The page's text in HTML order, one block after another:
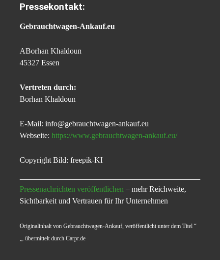
Pressekontakt:
Gebrauchtwagen-Ankauf.eu
ABorhan Khaldoun
45327 Essen
Vertreten durch:
Borhan Khaldoun
E-Mail: info@gebrauchtwagen-ankauf.eu
Webseite: https://www.gebrauchtwagen-ankauf.eu/
Copyright Bild: freepik-KI
Pressenachrichten veröffentlichen – mehr Reichweite,
Sichtbarkeit und Vertrauen für Ihr Unternehmen
Originalinhalt von Gebrauchtwagen-Ankauf, veröffentlicht unter dem Titel “
„, übermittelt durch Carpr.de